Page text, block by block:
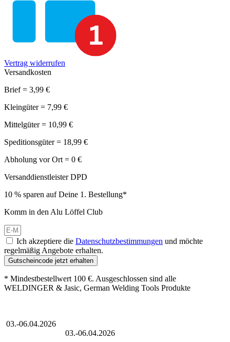
Vertrag widerrufen
Versandkosten
Brief = 3,99 €
Kleingüter = 7,99 €
Mittelgüter = 10,99 €
Speditionsgüter = 18,99 €
Abholung vor Ort = 0 €
Versanddienstleister DPD
10 % sparen auf Deine 1. Bestellung*
Komm in den Alu Löffel Club
Ich akzeptiere die Datenschutzbestimmungen und möchte
regelmäßig Angebote erhalten.
Gutscheincode jetzt erhalten
* Mindestbestellwert 100 €. Ausgeschlossen sind alle
WELDINGER & Jasic, German Welding Tools Produkte
03.-06.04.2026
03.-06.04.2026